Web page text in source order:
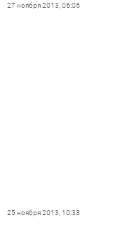
27 ноября 2013, 06:06
25 ноября 2013, 10:38